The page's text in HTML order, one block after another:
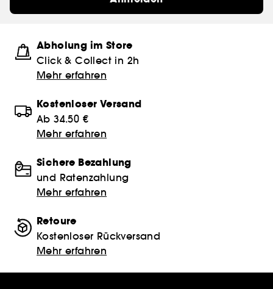
Abholung im Store
Click & Collect in 2h
Mehr erfahren
Kostenloser Versand
Ab 34.50 €
Mehr erfahren
Sichere Bezahlung
und Ratenzahlung
Mehr erfahren
Retoure
Kostenloser Rückversand
Mehr erfahren